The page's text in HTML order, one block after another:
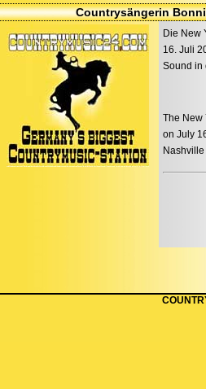
Countrysängerin
Die New
16. Juli
Sound in
The New
on July